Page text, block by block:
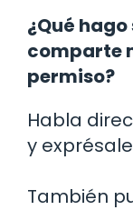
¿Qué
comparte
permiso?
Habla
y
También